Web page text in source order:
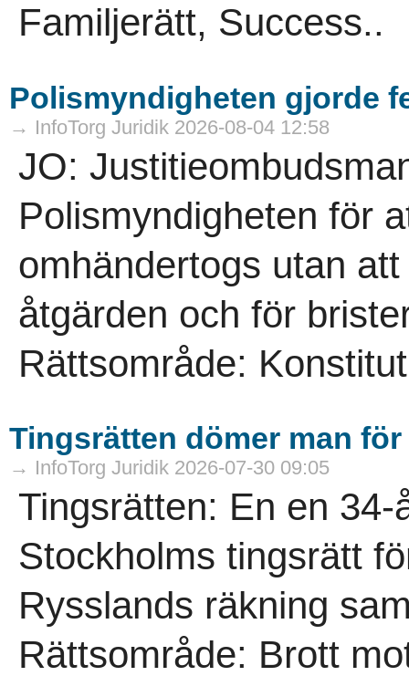
Familjerätt, Success..
Polismyndigheten gjorde
→ InfoTorg Juridik 2026-08-04 12:58
JO:
Polismyndigheten för
omhändertogs utan
åtgärden och för
Rättsområde:
Tingsrätten dömer man
→ InfoTorg Juridik 2026-07-30 09:05
Tingsrätten: En en
Stockholms tingsrätt
Rysslands räkning
Rättsområde: Brott